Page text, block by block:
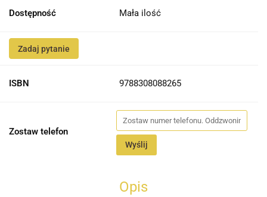
Dostępność Mała ilość
Zadaj pytanie
ISBN 9788308088265
Zostaw telefon
Wyślij
Opis